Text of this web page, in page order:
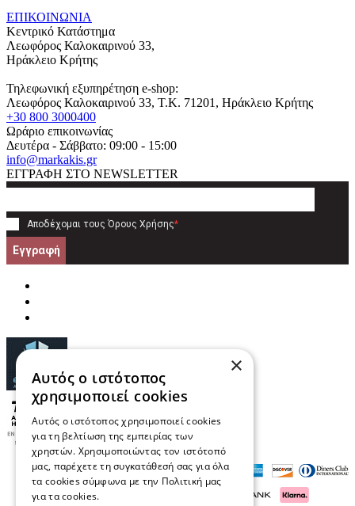
ΕΠΙΚΟΙΝΩΝΙΑ
Κεντρικό Κατάστημα
Λεωφόρος Καλοκαιρινού 33,
Ηράκλειο Κρήτης
Τηλεφωνική εξυπηρέτηση e-shop:
Λεωφόρος Καλοκαιρινού 33, T.K. 71201 , Ηράκλειο Κρήτης
+30 800 3000400
Ωράριο επικοινωνίας
Δευτέρα - Σάββατο: 09:00 - 15:00
info@markakis.gr
ΕΓΓΡΑΦΗ ΣΤΟ NEWSLETTER
Αποδέχομαι τους Όρους Χρήσης*
Εγγραφή
×
Αυτός ο ιστότοπος
χρησιμοποιεί cookies
Αυτός ο ιστότοπος χρησιμοποιεί cookies
για τη βελτίωση της εμπειρίας των
χρηστών. Χρησιμοποιώντας τον ιστότοπό
μας, παρέχετε τη συγκατάθεσή σας για όλα
τα cookies σύμφωνα με την Πολιτική μας
για τα cookies.